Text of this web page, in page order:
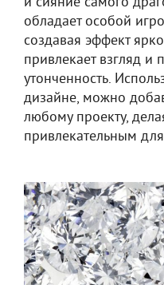
обладает особой
создавая эффект
привлекает взгляд
утонченность.
дизайне, можно
любому проекту,
привлекательным